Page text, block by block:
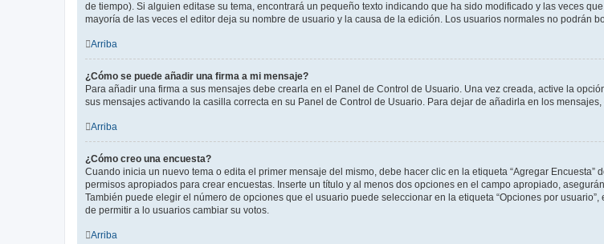
de tiempo). Si alguien editase su tema, encontrará un pequeño texto indicando que ha sido modificado y las veces
mayoría de las veces el editor deja su nombre de usuario y la causa de la edición. Los usuarios normales no podrán
Arriba
¿Cómo se puede añadir una firma a mi mensaje?
Para añadir una firma a sus mensajes debe crearla en el Panel de Control de Usuario. Una vez creada, active la
sus mensajes activando la casilla correcta en su Panel de Control de Usuario. Para dejar de añadirla en los
Arriba
¿Cómo creo una encuesta?
Cuando inicia un nuevo tema o edita el primer mensaje del mismo, debe hacer clic en la etiqueta “Agregar
permisos apropiados para crear encuestas. Inserte un título y al menos dos opciones en el campo apropiado,
También puede elegir el número de opciones que el usuario puede seleccionar en la etiqueta “Opciones por
de permitir a lo usuarios cambiar su votos.
Arriba